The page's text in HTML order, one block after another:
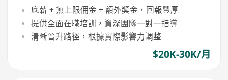
底薪 + 無上限佣金 + 額外獎金，回報豐厚
提供全面在職培訓，資深團隊一對一指導
清晰晉升路徑，根據實際影響力調整
$20K-30K/月